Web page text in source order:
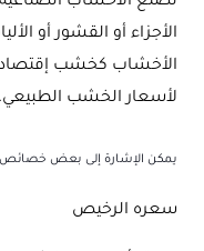
الأجزاء أو القشور أو
الأخشاب كخشب
لأسعار الخشب الطبيعي.
يمكن الإشارة إلى بعض
سعره الرخيص